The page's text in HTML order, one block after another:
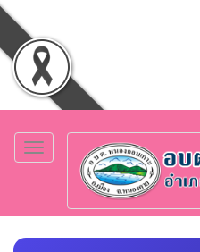
Toggle
navigation